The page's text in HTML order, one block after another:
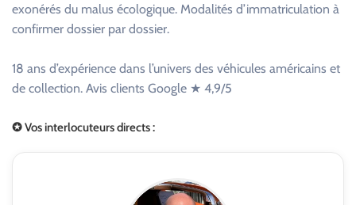
exonérés du malus écologique. Modalités d’immatriculation à
confirmer dossier par dossier.
18 ans d’expérience dans l’univers des véhicules américains et
de collection. Avis clients Google ★ 4,9/5
✪ Vos interlocuteurs directs :